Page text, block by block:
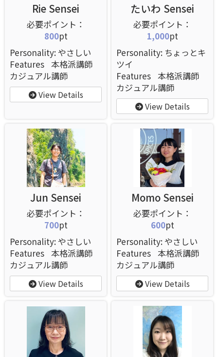
Rie Sensei
800pt
Personality: やさしい
Features 本格派講師
カジュアル講師
View Details
たいわ Sensei
1,000pt
Personality: ちょっとキ
ツイ
Features 本格派講師
カジュアル講師
View Details
Jun Sensei
700pt
Personality: やさしい
Features 本格派講師
カジュアル講師
View Details
Momo Sensei
600pt
Personality: やさしい
Features 本格派講師
カジュアル講師
View Details